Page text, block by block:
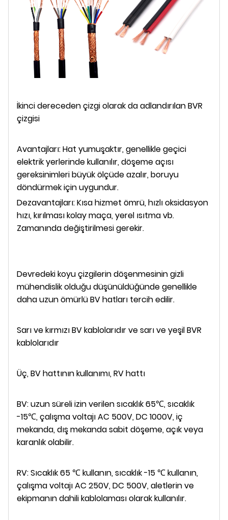
İkinci dereceden çizgi olarak da adlandırılan BVR
çizgisi
Avantajları: Hat yumuşaktır, genellikle geçici
elektrik yerlerinde kullanılır, döşeme açısı
gereksinimleri büyük ölçüde azalır, boruyu
döndürmek için uygundur.
Dezavantajları: Kısa hizmet ömrü, hızlı oksidasyon
hızı, kırılması kolay maça, yerel ısıtma vb.
Zamanında değiştirilmesi gerekir.
Devredeki koyu çizgilerin döşenmesinin gizli
mühendislik olduğu düşünüldüğünde genellikle
daha uzun ömürlü BV hatları tercih edilir.
Sarı ve kırmızı BV kablolarıdır ve sarı ve yeşil BVR
kablolarıdır
Üç, BV hattının kullanımı, RV hattı
BV: uzun süreli izin verilen sıcaklık 65℃, sıcaklık
-15℃, çalışma voltajı AC 500V, DC 1000V, iç
mekanda, dış mekanda sabit döşeme, açık veya
karanlık olabilir.
RV: Sıcaklık 65 ℃ kullanın, sıcaklık -15 ℃ kullanın,
çalışma voltajı AC 250V, DC 500V, aletlerin ve
ekipmanın dahili kablolaması olarak kullanılır.